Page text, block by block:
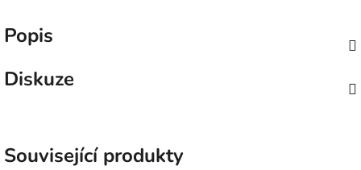
Popis
Diskuze
Související produkty